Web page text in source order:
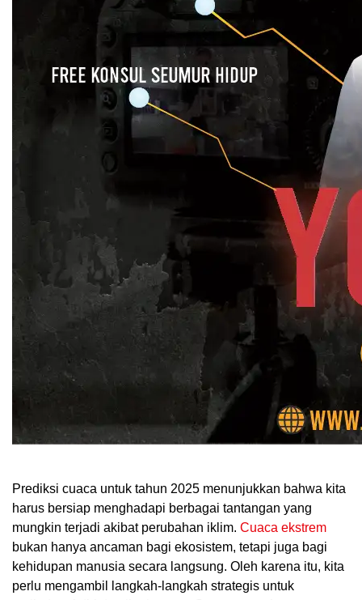
Prediksi cuaca untuk tahun 2025 menunjukkan bahwa kita
harus bersiap menghadapi berbagai tantangan yang
mungkin terjadi akibat perubahan iklim. Cuaca ekstrem
bukan hanya ancaman bagi ekosistem, tetapi juga bagi
kehidupan manusia secara langsung. Oleh karena itu, kita
perlu mengambil langkah-langkah strategis untuk